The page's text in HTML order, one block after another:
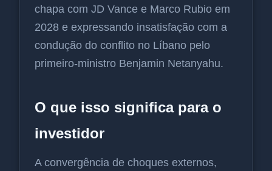
chapa com JD Vance e Marco Rubio em
2028 e expressando insatisfação com a
condução do conflito no Líbano pelo
primeiro-ministro Benjamin Netanyahu.
O que isso significa para o
investidor
A convergência de choques externos,